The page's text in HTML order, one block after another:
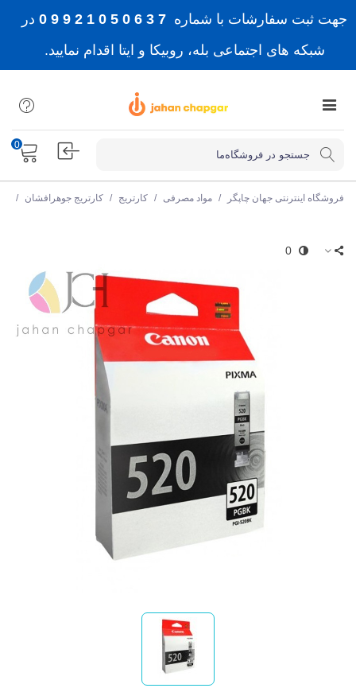
جهت ثبت سفارشات با شماره 7 3 6 0 5 0 1 2 9 9 0
در
شبکه های اجتماعی بله، روبیکا و ایتا اقدام نمایید.
0
فروشگاه اینترنتی جهان چاپگر / مواد مصرفی / کارتریج / کارتریج جوهرافشان /
0